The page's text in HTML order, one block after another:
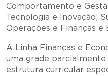
Comportamento e
Tecnologia e Inovação;
Operações e Finanças e
A Linha Finanças e
uma grade parcialmente
estrutura curricular